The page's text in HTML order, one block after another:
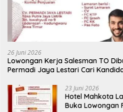
26 Juni 2026
Lowongan Kerja Salesman TO
Permadi Jaya Lestari Cari
23 Juni 2026
Hotel Mahkota
Buka Lowongan